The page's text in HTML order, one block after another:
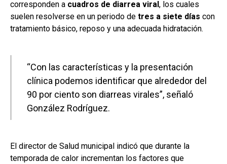
corresponden a cuadros de diarrea viral , los cuales
suelen resolverse en un periodo de tres a siete días con
tratamiento básico, reposo y una adecuada hidratación.
“Con las características y la presentación
clínica podemos identificar que alrededor del
90 por ciento son diarreas virales”, señaló
González Rodríguez.
El director de Salud municipal indicó que durante la
temporada de calor incrementan los factores que